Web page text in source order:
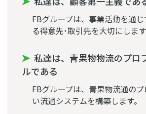
FBグループは、事業活動を通
る得意先･取引先を大切にします
私達は、青果物物流のプロ
ルである
FBグループは、青果物流通の
い流通システムを構築します。